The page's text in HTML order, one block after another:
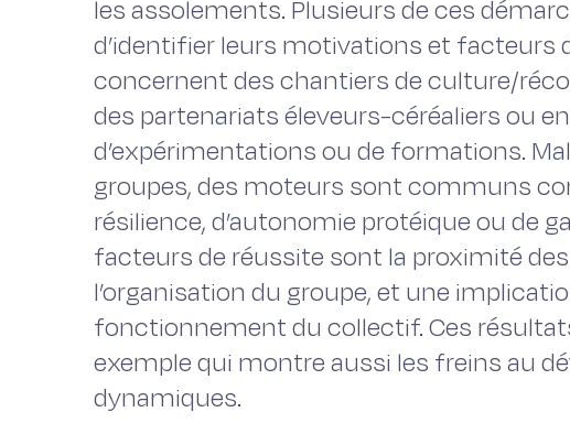
les assolements. Plusieurs de ces
d’identifier leurs motivations et facteurs
concernent des chantiers de culture/
des partenariats éleveurs-céréaliers ou
d’expérimentations ou de formations.
groupes, des moteurs sont communs
résilience, d’autonomie protéique ou de
facteurs de réussite sont la proximité
l’organisation du groupe, et une
fonctionnement du collectif. Ces
exemple qui montre aussi les freins au
dynamiques.